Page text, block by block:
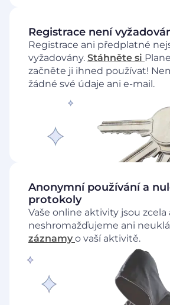
Registrace není
Registrace ani předplatné
vyžadovány. Stáhněte si
začněte ji ihned používat!
žádné své údaje ani e-mail.
Anonymní používání a
protokoly
Vaše online aktivity jsou
neshromažďujeme ani
záznamy o vaší aktivitě.